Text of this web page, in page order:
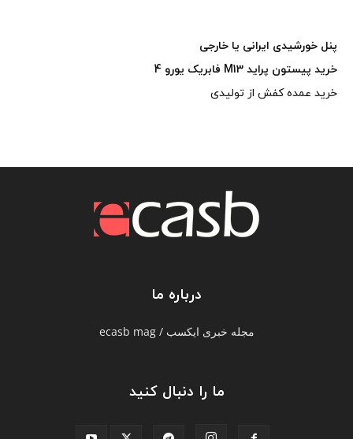
پنل خورشیدی ایرانی یا خارجی
خرید پیستون پراید M13 فابریک یورو 4
خرید عمده کفش از تولیدی
درباره ما
مجله خبری ایکسب / ecasb mag
ما را دنبال کنید